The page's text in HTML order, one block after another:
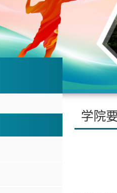
学院